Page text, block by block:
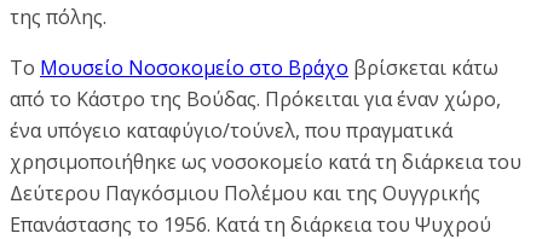
της πόλης.
Το Μουσείο Νοσοκομείο στο Βράχο βρίσκεται κάτω
από το Κάστρο της Βούδας. Πρόκειται για έναν χώρο,
ένα υπόγειο καταφύγιο/τούνελ, που πραγματικά
χρησιμοποιήθηκε ως νοσοκομείο κατά τη διάρκεια του
Δεύτερου Παγκόσμιου Πολέμου και της Ουγγρικής
Επανάστασης το 1956. Κατά τη διάρκεια του Ψυχρού